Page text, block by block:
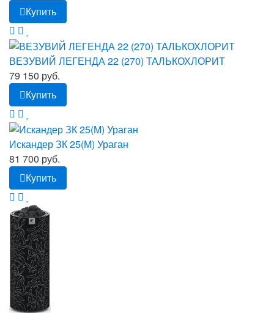
Купить
ВЕЗУВИЙ ЛЕГЕНДА 22 (270) ТАЛЬКОХЛОРИТ
79 150 руб.
Купить
Искандер ЗК 25(М) Ураган
81 700 руб.
Купить